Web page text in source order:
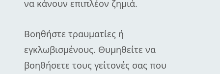
να κάνουν επιπλέον ζημιά.
Βοηθήστε τραυματίες ή
εγκλωβισμένους. Θυμηθείτε να
βοηθήσετε τους γείτονές σας που